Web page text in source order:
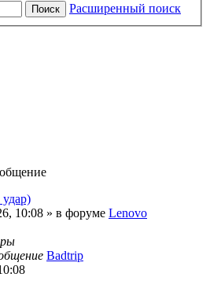
Поиск
Расширенный поиск
10:08 » в форуме Lenovo
Badtrip